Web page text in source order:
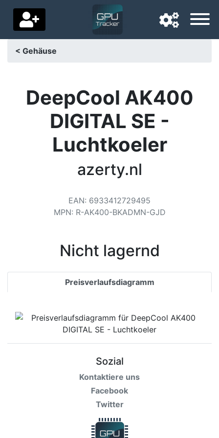
Lieferland
Startseite
Einstellungen
Kontaktiere uns
< Gehäuse
DeepCool AK400
DIGITAL SE -
Luchtkoeler
azerty.nl
EAN: 6933412729495
MPN: R-AK400-BKADMN-GJD
Nicht lagernd
Preisverlaufsdiagramm
Sozial
Kontaktiere uns
Facebook
Twitter